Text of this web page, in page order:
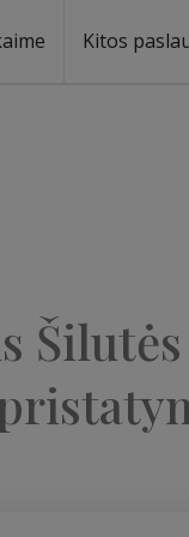
Kitos